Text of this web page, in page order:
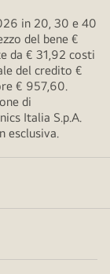
in 20, 30 e 40
del bene €
da € 31,92 costi
del credito €
€ 957,60.
di
Italia S.p.A.
esclusiva.